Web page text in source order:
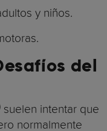
y niños.
del
suelen intentar que
normalmente